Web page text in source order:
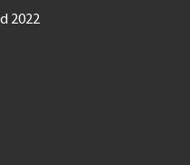
2022